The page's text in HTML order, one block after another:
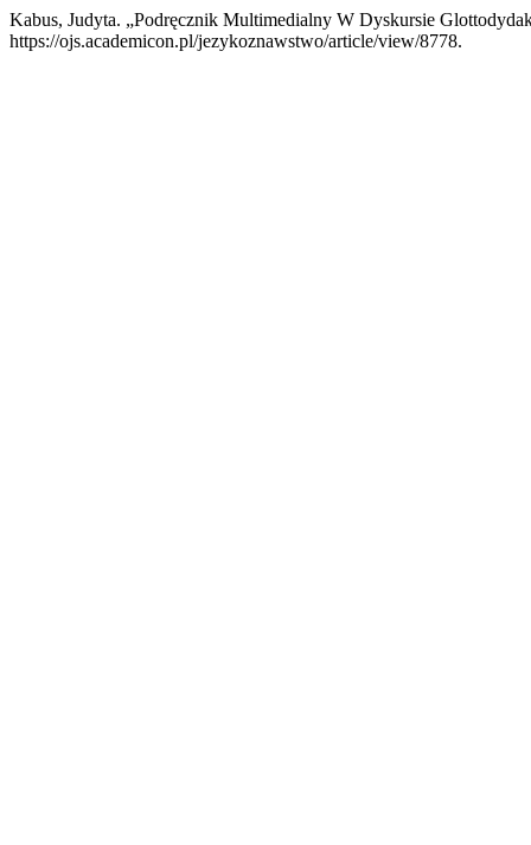
Kabus, Judyta. „Podręcznik Multimedialny W Dyskursie
https://ojs.academicon.pl/jezykoznawstwo/article/view/8778.